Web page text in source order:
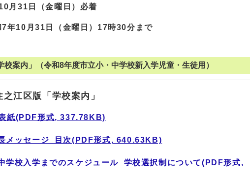
月31日（金曜日）必着
7年10月31日（金曜日）17時30分まで
校案内」（令和8年度市立小・中学校新入学児童・生徒用）
江区版「学校案内」
紙(PDF形式, 337.78KB)
メッセージ_目次(PDF形式, 640.63KB)
学校入学までのスケジュール_学校選択制について(PDF形式,